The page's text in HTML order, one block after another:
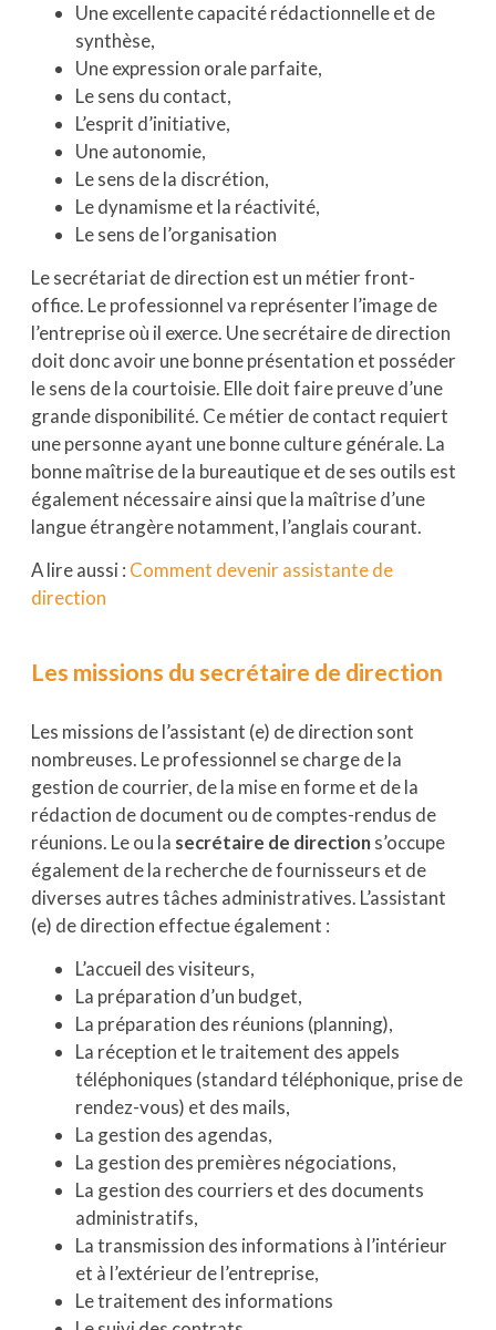
Une excellente capacité rédactionnelle et de
synthèse,
Une expression orale parfaite,
Le sens du contact,
L’esprit d’initiative,
Une autonomie,
Le sens de la discrétion,
Le dynamisme et la réactivité,
Le sens de l’organisation
Le secrétariat de direction est un métier front-
office. Le professionnel va représenter l’image de
l’entreprise où il exerce. Une secrétaire de direction
doit donc avoir une bonne présentation et posséder
le sens de la courtoisie. Elle doit faire preuve d’une
grande disponibilité. Ce métier de contact requiert
une personne ayant une bonne culture générale. La
bonne maîtrise de la bureautique et de ses outils est
également nécessaire ainsi que la maîtrise d’une
langue étrangère notamment, l’anglais courant.
A lire aussi : Comment devenir assistante de
direction
Les missions du secrétaire de direction
Les missions de l’assistant (e) de direction sont
nombreuses. Le professionnel se charge de la
gestion de courrier, de la mise en forme et de la
rédaction de document ou de comptes-rendus de
réunions. Le ou la secrétaire de directions’occupe
également de la recherche de fournisseurs et de
diverses autres tâches administratives. L’assistant
(e) de direction effectue également :
L’accueil des visiteurs,
La préparation d’un budget,
La préparation des réunions (planning),
La réception et le traitement des appels
téléphoniques (standard téléphonique, prise de
rendez-vous) et des mails,
La gestion des agendas,
La gestion des premières négociations,
La gestion des courriers et des documents
administratifs,
La transmission des informations à l’intérieur
et à l’extérieur de l’entreprise,
Le traitement des informations